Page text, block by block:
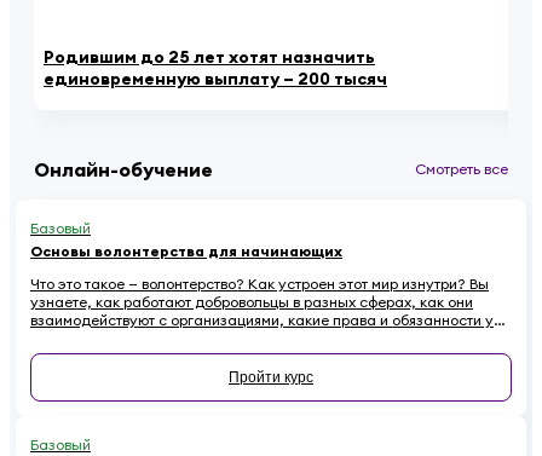
Родившим до 25 лет хотят назначить
единовременную выплату – 200 тысяч
Онлайн-обучение Смотреть все
Базовый
Основы волонтерства для начинающих
Что это такое — волонтерство? Как устроен этот мир изнутри? Вы
узнаете, как работают добровольцы в разных сферах, как они
взаимодействуют с организациями, какие права и обязанности у
распространенных ошибок.
Пройти курс
Базовый